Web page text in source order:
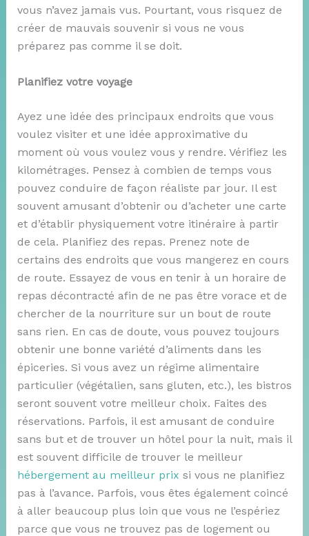
vous n’avez jamais vus. Pourtant, vous risquez de
créer de mauvais souvenir si vous ne vous
préparez pas comme il se doit.
Planifiez votre voyage
Ayez une idée des principaux endroits que vous
voulez visiter et une idée approximative du
moment où vous voulez vous y rendre. Vérifiez les
kilométrages. Pensez à combien de temps vous
pouvez conduire de façon réaliste par jour. Il est
souvent amusant d’obtenir ou d’acheter une carte
et d’établir physiquement votre itinéraire à partir
de cela. Planifiez des repas. Prenez note de
certains des endroits que vous mangerez en cours
de route. Essayez de vous en tenir à un horaire de
repas décontracté afin de ne pas être vorace et de
chercher de la nourriture sur un bout de route
sans rien. En cas de doute, vous pouvez toujours
obtenir une bonne variété d’aliments dans les
épiceries. Si vous avez un régime alimentaire
particulier (végétalien, sans gluten, etc.), les bistros
seront souvent votre meilleur choix. Faites des
réservations. Parfois, il est amusant de conduire
sans but et de trouver un hôtel pour la nuit, mais il
est souvent difficile de trouver le meilleur
hébergement au meilleur prix si vous ne planifiez
pas à l’avance. Parfois, vous êtes également coincé
à aller beaucoup plus loin que vous ne l’espériez
parce que vous ne trouvez pas de logement ou